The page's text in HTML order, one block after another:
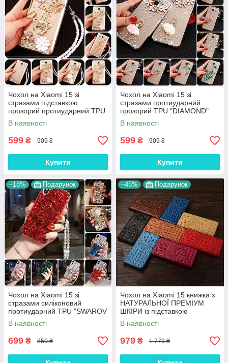
Чохол на Xiaomi 15 зі
стразами підставкою
прозорий протиударний TPU
"ROYALER"
В наявності
599 ₴ 909 ₴
Купити
Чохол на Xiaomi 15 зі
стразами протиударний
прозорий TPU "DIAMOND"
В наявності
599 ₴ 909 ₴
Купити
–18% Подарунок
Чохол на Xiaomi 15 зі
стразами силіконовий
протиударний TPU "SWAROV
LUXURY"
В наявності
699 ₴ 850 ₴
–45% Подарунок
Чохол на Xiaomi 15 книжка з
НАТУРАЛЬНОЇ ПРЕМІУМ
ШКІРИ із підставкою
протиударний магнітний 3D
"CROCOHEAD"
В наявності
979 ₴ 1 779 ₴